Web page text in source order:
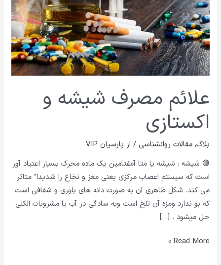
علائم مصرف شیشه و
اکستازی
بلاگ,مقالات روانشناسی / از پارسیان VIP
🔴 شیشه : شیشه یا متا آمفتامین یک ماده محرک بسیار اعتیاد آور
است که سیستم اعصاب مرکزی یعنی مغز و نخاع را شدیدا“ متاثر
می کند. شکل ظاهری آن به صورت دانه های بلوری و شفافی است
که بو ندارد ومزه آن تلخ است وبه سادگی در آب یا مشروبات الکلی
حل میشود . […]
Read More »